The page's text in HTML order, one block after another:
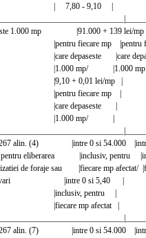
7,80 - 9,10 |
1.000 mp |91.000 + 139 lei/
fiecare mp |pentru
depaseste |care
mp/ |1.000
+ 0,01 lei/
fiecare
depaseste
mp/ |
267 alin. (4) |intre 0 si 54.000
pentru eliberarea |inclusiv, pentru
de foraje sau |fiecare mp afectat/
|intre 0 si
pentru
mp afectat
267 alin. (7) |intre 0 si 54.000